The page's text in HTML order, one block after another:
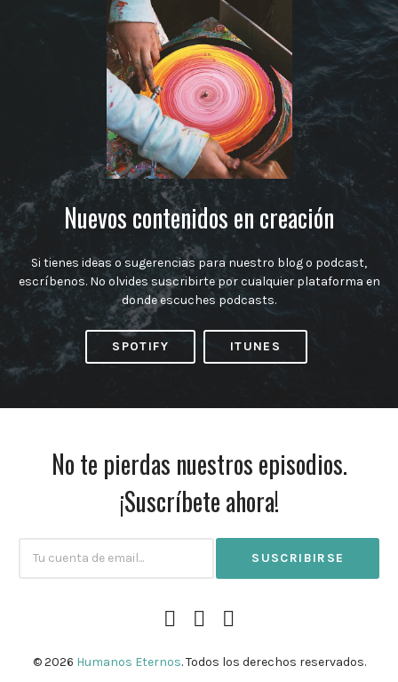
Nuevos contenidos en creación
Si tienes ideas o sugerencias para nuestro blog o podcast,
escríbenos. No olvides suscribirte por cualquier plataforma en
donde escuches podcasts.
SPOTIFY ITUNES
No te pierdas nuestros episodios.
¡Suscríbete ahora!
Email
Facebook
Profile
Instagram
© 2026 Humanos Eternos. Todos los derechos reservados.